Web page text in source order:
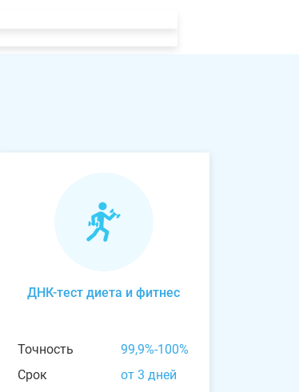
ДНК-тест диета и фитнес
Точность
99,9%-100%
Срок
от 3 дней